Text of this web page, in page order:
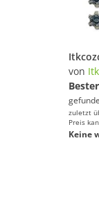
von
zuletzt
Preis
Keine